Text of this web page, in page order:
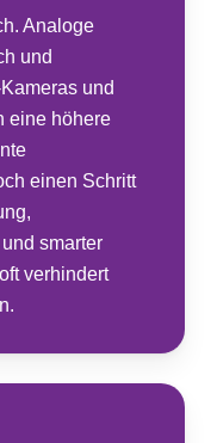
Analoge
und
und
eine höhere
einen Schritt
smarter
verhindert